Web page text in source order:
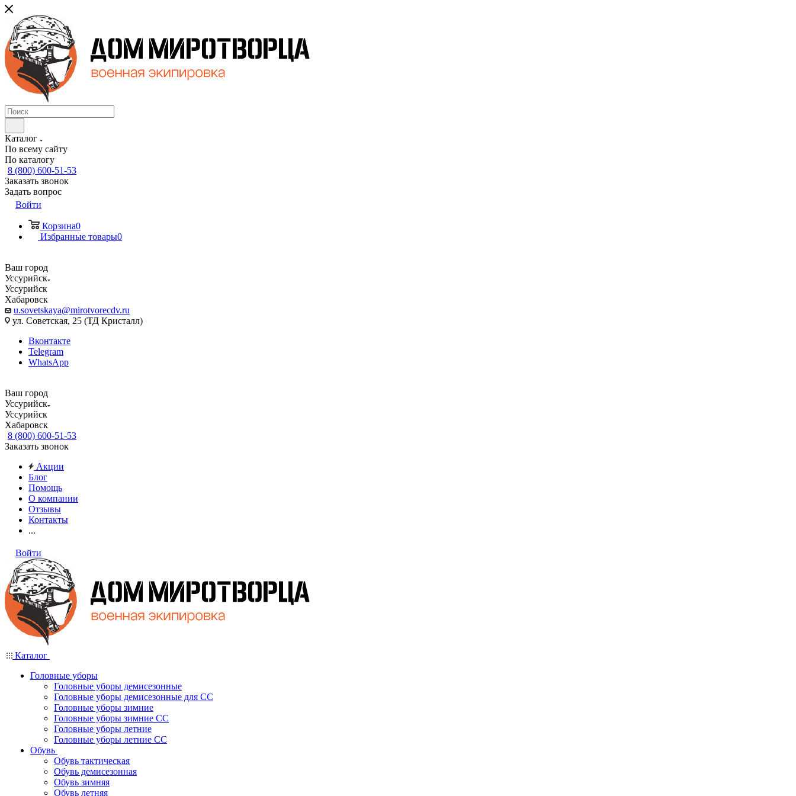
Каталог
По всему сайту
По каталогу
8 (800) 600-51-53
Заказать звонок
Задать вопрос
Войти
Корзина0
Избранные товары0
Ваш город
Уссурийск
Уссурийск
Хабаровск
u.sovetskaya@mirotvorecdv.ru
ул. Советская, 25 (ТД Кристалл)
Вконтакте
Telegram
WhatsApp
Ваш город
Уссурийск
Уссурийск
Хабаровск
8 (800) 600-51-53
Заказать звонок
Акции
Блог
Помощь
О компании
Отзывы
Контакты
...
Войти
Каталог
Головные уборы
Головные уборы демисезонные
Головные уборы демисезонные для СС
Головные уборы зимние
Головные уборы зимние СС
Головные уборы летние
Головные уборы летние СС
Обувь
Обувь тактическая
Обувь демисезонная
Обувь зимняя
Обувь летняя